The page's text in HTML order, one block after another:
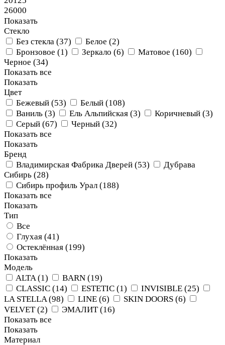
26000
Показать
Стекло
Без стекла (37) Белое (2)
Бронзовое (1) Зеркало (6) Матовое (160)
Черное (34)
Показать все
Показать
Цвет
Бежевый (53) Белый (108)
Ваниль (3) Ель Альпийская (3) Коричневый (3)
Серый (67) Черный (32)
Показать все
Показать
Бренд
Владимирская Фабрика Дверей (53)
Дубрава
Сибирь (28)
Сибирь профиль Урал (188)
Показать все
Показать
Тип
Все
Глухая (41)
Остеклённая (199)
Показать
Модель
ALTA (1) BARN (19)
CLASSIC (14) ESTETIC (1) INVISIBLE (25)
LA STELLA (98) LINE (6) SKIN DOORS (6)
VELVET (2) ЭМАЛИТ (16)
Показать все
Показать
Материал